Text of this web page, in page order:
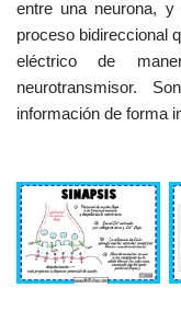
entre una neurona,
proceso bidireccional
eléctrico de
neurotransmisor.
información de forma